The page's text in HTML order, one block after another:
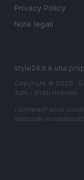
Privacy Policy
Note legali
style24.it è una
Copyright © 2026 ·
Tutti i diritti riservati
I contenuti sono
realizzati in